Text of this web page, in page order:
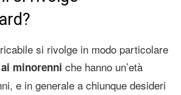
si rivolge in modo particolare
minorenni che hanno un’età
e in generale a chiunque desideri